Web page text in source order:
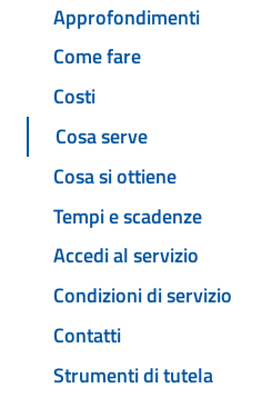
Approfondimenti
Come fare
Costi
Cosa serve
Cosa si ottiene
Tempi e scadenze
Accedi al servizio
Condizioni di servizio
Contatti
Strumenti di tutela